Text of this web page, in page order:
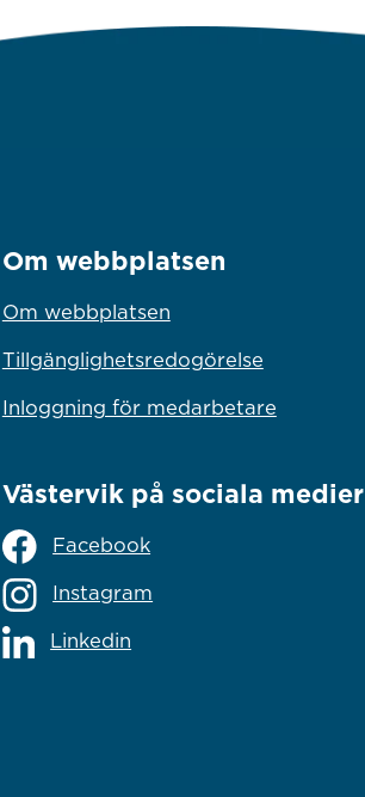
Om webbplatsen
Om webbplatsen
Tillgänglighetsredogörelse
Inloggning för medarbetare
Västervik på sociala medier
Facebook
Instagram
Linkedin